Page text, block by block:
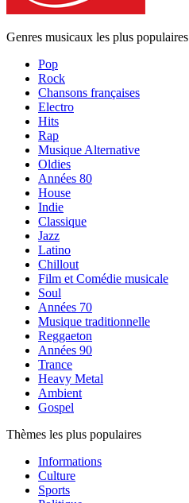
Genres musicaux les plus populaires
Pop
Rock
Chansons françaises
Electro
Hits
Rap
Musique Alternative
Oldies
Années 80
House
Indie
Classique
Jazz
Latino
Chillout
Film et Comédie musicale
Soul
Années 70
Musique traditionnelle
Reggaeton
Années 90
Trance
Heavy Metal
Ambient
Gospel
Thèmes les plus populaires
Informations
Culture
Sports